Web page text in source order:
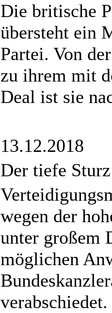
Die britische
übersteht ein
Partei. Von
zu ihrem mit
Deal ist sie
13.12.2018
Der tiefe
wegen der
unter großem
möglichen
verabschiedet.